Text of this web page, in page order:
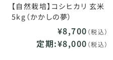
【自然栽培】コシヒカリ 玄米
5kg（かかしの夢）
¥8,700 （税込）
定期:¥8,000 （税込）